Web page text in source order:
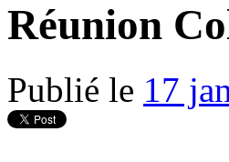
Réunion
Publié le 17